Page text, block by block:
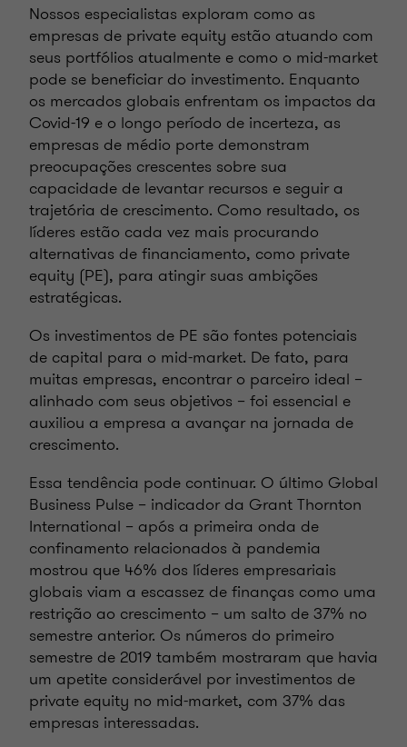
Nossos especialistas exploram como as
empresas de private equity estão atuando com
seus portfólios atualmente e como o mid-market
pode se beneficiar do investimento. Enquanto
os mercados globais enfrentam os impactos da
Covid-19 e o longo período de incerteza, as
empresas de médio porte demonstram
preocupações crescentes sobre sua
capacidade de levantar recursos e seguir a
trajetória de crescimento. Como resultado, os
líderes estão cada vez mais procurando
alternativas de financiamento, como private
equity (PE), para atingir suas ambições
estratégicas.
Os investimentos de PE são fontes potenciais
de capital para o mid-market. De fato, para
muitas empresas, encontrar o parceiro ideal –
alinhado com seus objetivos – foi essencial e
auxiliou a empresa a avançar na jornada de
crescimento.
Essa tendência pode continuar. O último Global
Business Pulse – indicador da Grant Thornton
International – após a primeira onda de
confinamento relacionados à pandemia
mostrou que 46% dos líderes empresariais
globais viam a escassez de finanças como uma
restrição ao crescimento – um salto de 37% no
semestre anterior. Os números do primeiro
semestre de 2019 também mostraram que havia
um apetite considerável por investimentos de
private equity no mid-market, com 37% das
empresas interessadas.